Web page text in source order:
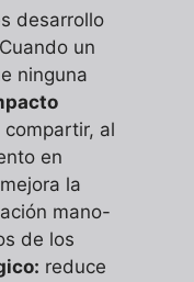
desarrollo
un
ninguna
al
en
mejora la
mano-
de los
reduce